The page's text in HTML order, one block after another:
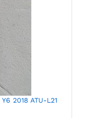
2018 ATU-L21